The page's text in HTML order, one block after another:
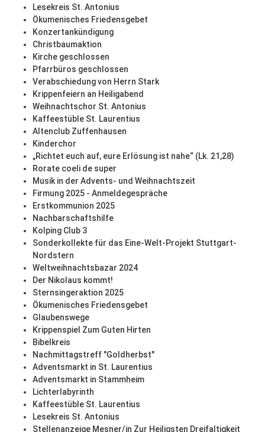
Lesekreis St. Antonius
Ökumenisches Friedensgebet
Konzertankündigung
Christbaumaktion
Kirche geschlossen
Pfarrbüros geschlossen
Verabschiedung von Herrn Stark
Krippenfeiern an Heiligabend
Weihnachtschor St. Antonius
Kaffeestüble St. Laurentius
Altenclub Zuffenhausen
Kinderchor
„Richtet euch auf, eure Erlösung ist nahe“ (Lk. 21,28)
Rorate coeli de super
Musik in der Advents- und Weihnachtszeit
Firmung 2025 - Anmeldegespräche
Erstkommunion 2025
Nachbarschaftshilfe
Kolping Club 3
Sonderkollekte für das Eine-Welt-Projekt Stuttgart-
Nordstern
Weltweihnachtsbazar 2024
Der Nikolaus kommt!
Sternsingeraktion 2025
Ökumenisches Friedensgebet
Glaubenswege
Krippenspiel Zum Guten Hirten
Bibelkreis
Nachmittagstreff "Goldherbst"
Adventsmarkt in St. Laurentius
Adventsmarkt in Stammheim
Lichterlabyrinth
Kaffeestüble St. Laurentius
Lesekreis St. Antonius
Stellenanzeige Mesner/in Zur Heiligsten Dreifaltigkeit